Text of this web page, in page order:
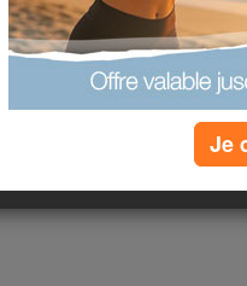
Je